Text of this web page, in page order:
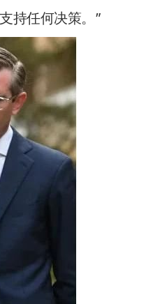
持任何决策。”